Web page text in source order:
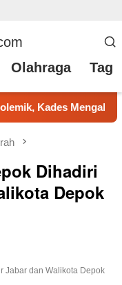
Olahraga Tag
Pemkab Taput
Dihadiri
Depok